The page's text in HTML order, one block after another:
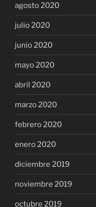
agosto 2020
julio 2020
junio 2020
mayo 2020
abril 2020
marzo 2020
febrero 2020
enero 2020
diciembre 2019
noviembre 2019
octubre 2019